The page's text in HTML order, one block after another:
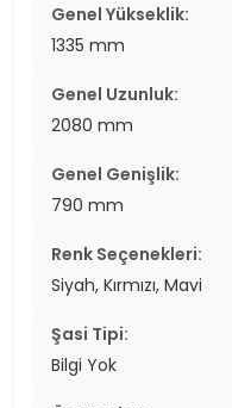
Genel Yükseklik:
1335 mm
Genel Uzunluk:
2080 mm
Genel Genişlik:
790 mm
Renk Seçenekleri:
Siyah, Kırmızı, Mavi
Şasi Tipi:
Bilgi Yok